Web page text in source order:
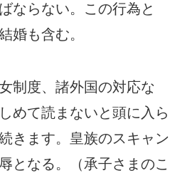
ならない。この行為と
婚も含む。
制度、諸外国の対応な
めて読まないと頭に入ら
きます。皇族のスキャン
となる。（承子さまのこ